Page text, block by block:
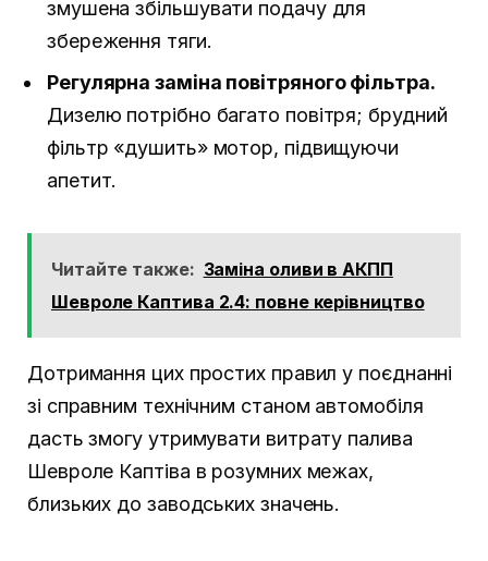
змушена збільшувати подачу для
збереження тяги.
Регулярна заміна повітряного фільтра.
Дизелю потрібно багато повітря; брудний
фільтр «душить» мотор, підвищуючи
апетит.
Читайте также: Заміна оливи в АКПП
Шевроле Каптива 2.4: повне керівництво
Дотримання цих простих правил у поєднанні
зі справним технічним станом автомобіля
дасть змогу утримувати витрату палива
Шевроле Каптіва в розумних межах,
близьких до заводських значень.